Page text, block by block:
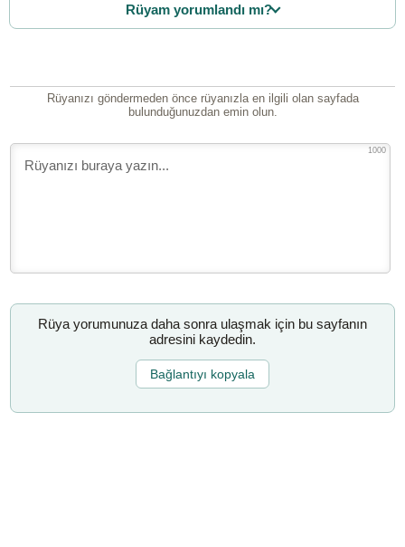
Rüyam yorumlandı mı?
Rüyanızı göndermeden önce rüyanızla en ilgili olan sayfada
bulunduğunuzdan emin olun.
1000
Rüya yorumunuza daha sonra ulaşmak için bu sayfanın
adresini kaydedin.
Bağlantıyı kopyala